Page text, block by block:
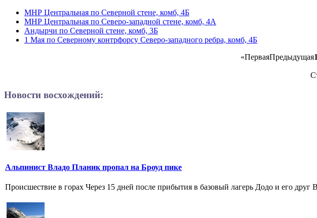
МНР Центральная по Северной стене, комб, 4Б
МНР Центральная по Северо-западной стене, комб, 4А
Андырчи по Северной стене, комб, 3Б
1 Мая по Северному контрфорсу Северо-западного ребра, комб, 4Б
«ПерваяПредыдущая1
Новости восхождений:
Альпинист Владо Планик пропал на Броуд пике
Происшествие в горах Через 15 дней после прибытия в базовый лагерь Додо и его